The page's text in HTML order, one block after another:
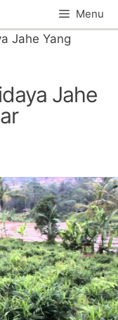
Menu
Jahe Yang
Jahe